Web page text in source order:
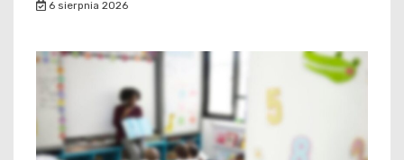
6 sierpnia 2026